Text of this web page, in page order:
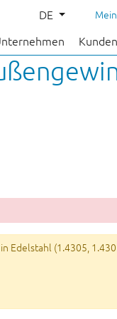
DE
Edelstahl (1.4305,